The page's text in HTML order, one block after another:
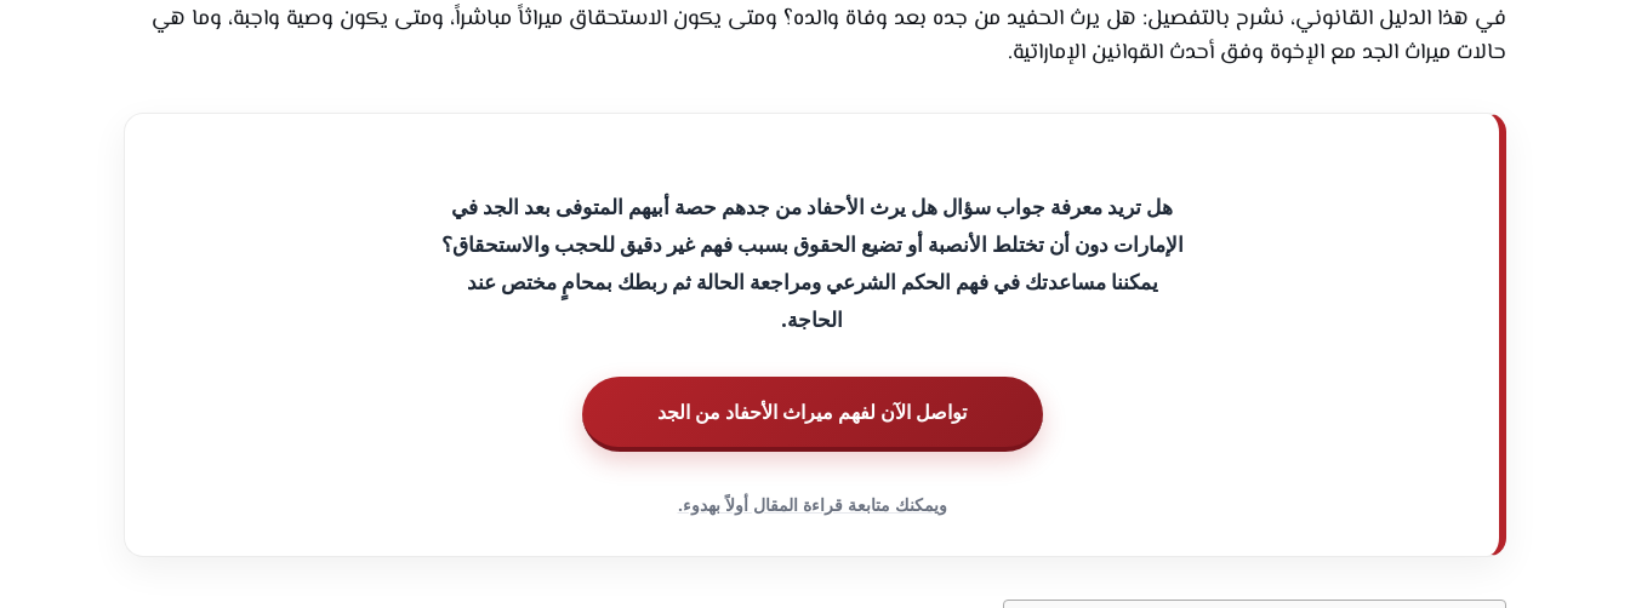
في هذا الدليل القانوني، نشرح بالتفصيل: هل يرث الحفيد من جده بعد وفاة والده؟ ومتى يكون الاستحقاق ميراثاً مباشراً، ومتى يكون وصية واجبة، وما هي
حالات ميراث الجد مع الإخوة وفق أحدث القوانين الإماراتية.
هل تريد معرفة جواب سؤال هل يرث الأحفاد من جدهم حصة أبيهم المتوفى بعد الجد في
الإمارات دون أن تختلط الأنصبة أو تضيع الحقوق بسبب فهم غير دقيق للحجب والاستحقاق؟
يمكننا مساعدتك في فهم الحكم الشرعي ومراجعة الحالة ثم ربطك بمحامٍ مختص عند
الحاجة.
تواصل الآن لفهم ميراث الأحفاد من الجد
ويمكنك متابعة قراءة المقال أولاً بهدوء.